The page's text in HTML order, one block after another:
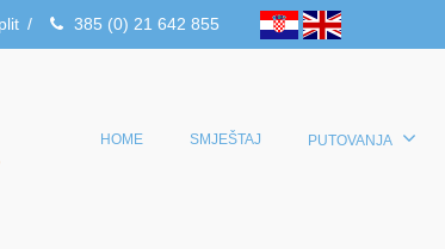
/ 385 (0) 21 642 855
HOME SMJEŠTAJ PUTOVANJA